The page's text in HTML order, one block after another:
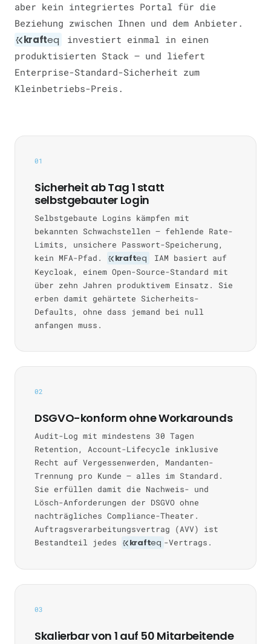
aber kein integriertes Portal für die
Beziehung zwischen Ihnen und dem Anbieter.
krafteq
investiert einmal in einen
produktisierten Stack — und liefert
Enterprise-Standard-Sicherheit zum
Kleinbetriebs-Preis.
01
Sicherheit ab Tag 1 statt
selbstgebauter Login
Selbstgebaute Logins kämpfen mit
bekannten Schwachstellen — fehlende Rate-
Limits, unsichere Passwort-Speicherung,
kein MFA-Pfad.
krafteq
IAM basiert auf
Keycloak, einem Open-Source-Standard mit
über zehn Jahren produktivem Einsatz. Sie
erben damit gehärtete Sicherheits-
Defaults, ohne dass jemand bei null
anfangen muss.
02
DSGVO-konform ohne Workarounds
Audit-Log mit mindestens 30 Tagen
Retention, Account-Lifecycle inklusive
Recht auf Vergessenwerden, Mandanten-
Trennung pro Kunde — alles im Standard.
Sie erfüllen damit die Nachweis- und
Lösch-Anforderungen der DSGVO ohne
nachträgliches Compliance-Theater.
Auftragsverarbeitungsvertrag (AVV) ist
Bestandteil jedes
krafteq -Vertrags.
03
Skalierbar von 1 auf 50 Mitarbeitende